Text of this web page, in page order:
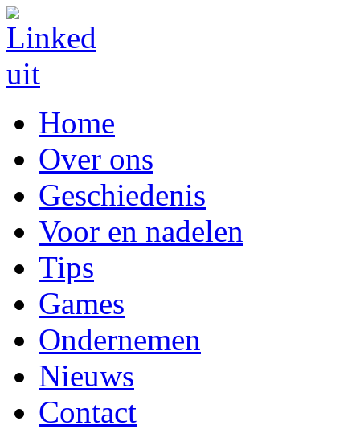
Home
Over ons
Geschiedenis
Voor en nadelen
Tips
Games
Ondernemen
Nieuws
Contact